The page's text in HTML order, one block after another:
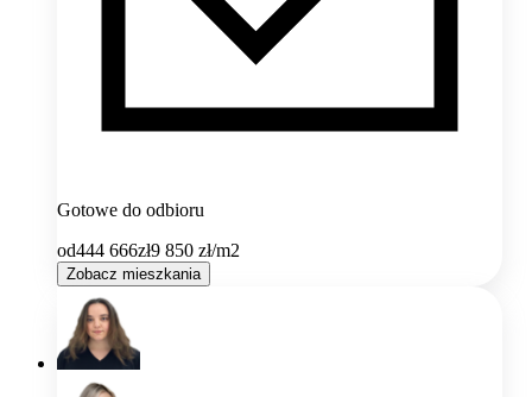
Gotowe do odbioru
od444 666zł9 850 zł/m2
Zobacz mieszkania